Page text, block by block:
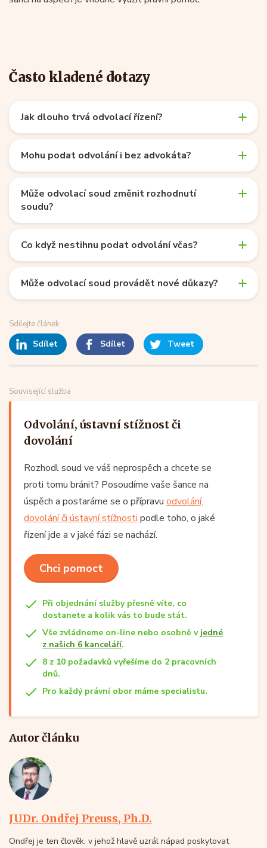
Často kladené dotazy
Jak dlouho trvá odvolací řízení?
Mohu podat odvolání i bez advokáta?
Může odvolací soud změnit rozhodnutí
soudu?
Co když nestihnu podat odvolání včas?
Může odvolací soud provádět nové důkazy?
Sdílejte článek
Sdílet Sdílet Tweet
Související služba
Odvolání, ústavní stížnost či
dovolání
Rozhodl soud ve váš neprospěch a chcete se
proti tomu bránit? Posoudíme vaše šance na
úspěch a postaráme se o přípravu odvolání,
dovolání či ústavní stížnosti podle toho, o jaké
řízení jde a v jaké fázi se nachází.
Chci pomoct
Při objednání služby přesně víte, co
dostanete a kolik vás to bude stát.
Vše zvládneme on-line nebo osobně v jedné
z našich 6 kanceláří.
8 z 10 požadavků vyřešíme do 2 pracovních
dnů.
Pro každý právní obor máme specialistu.
Autor článku
JUDr. Ondřej Preuss, Ph.D.
Ondřej je ten člověk, v jehož hlavě uzrál nápad poskytovat